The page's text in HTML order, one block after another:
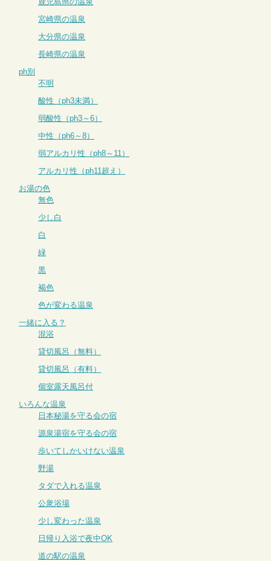
宮崎県の温泉
大分県の温泉
長崎県の温泉
ph別
不明
酸性（ph3未満）
弱酸性（ph3～6）
中性（ph6～8）
弱アルカリ性（ph8～11）
アルカリ性（ph11超え）
お湯の色
無色
少し白
白
緑
黒
褐色
色が変わる温泉
一緒に入る？
混浴
貸切風呂（無料）
貸切風呂（有料）
個室露天風呂付
いろんな温泉
日本秘湯を守る会の宿
源泉湯宿を守る会の宿
歩いてしかいけない温泉
野湯
タダで入れる温泉
公衆浴場
少し変わった温泉
日帰り入浴で夜中OK
道の駅の温泉